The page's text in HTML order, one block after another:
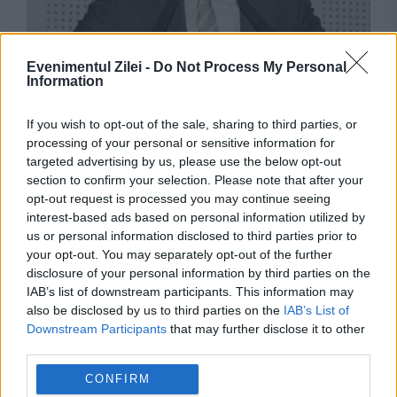
Evenimentul Zilei - Do Not Process My Personal
Information
If you wish to opt-out of the sale, sharing to third parties, or
processing of your personal or sensitive information for
targeted advertising by us, please use the below opt-out
section to confirm your selection. Please note that after your
opt-out request is processed you may continue seeing
interest-based ads based on personal information utilized by
us or personal information disclosed to third parties prior to
your opt-out. You may separately opt-out of the further
disclosure of your personal information by third parties on the
IAB’s list of downstream participants. This information may
also be disclosed by us to third parties on the IAB’s List of
Downstream Participants that may further disclose it to other
CONFIRM
Dan Marian, audiat la DNA Iași în dosarul
martor
POLITICA